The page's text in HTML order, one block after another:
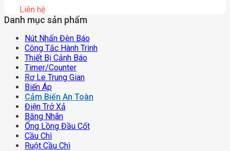
Liên hệ
Danh mục sản phẩm
Nút Nhấn Đèn Báo
Công Tắc Hành Trình
Thiết Bị Cảnh Báo
Timer/counter
Rơ Le Trung Gian
Biến Áp
Cảm Biến An Toàn
Điện Trở Xả
Băng Nhãn
Ống Lồng Đầu Cốt
Cầu Chì
Ruột Cầu Chì